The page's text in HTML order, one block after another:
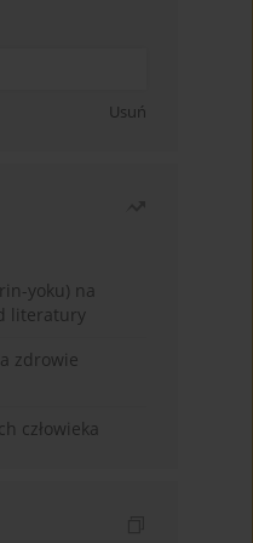
Usuń
yoku) na
literatury
zdrowie
człowieka